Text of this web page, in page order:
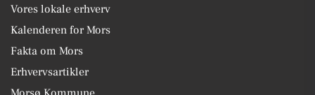
Vores lokale erhverv
Kalenderen for Mors
Fakta om Mors
Erhvervsartikler